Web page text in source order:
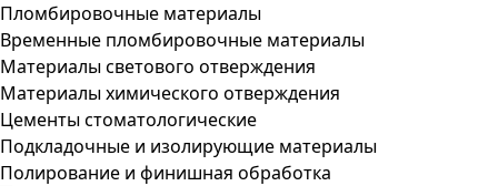
Пломбировочные материалы
Временные пломбировочные материалы
Материалы светового отверждения
Материалы химического отверждения
Цементы стоматологические
Подкладочные и изолирующие материалы
Полирование и финишная обработка